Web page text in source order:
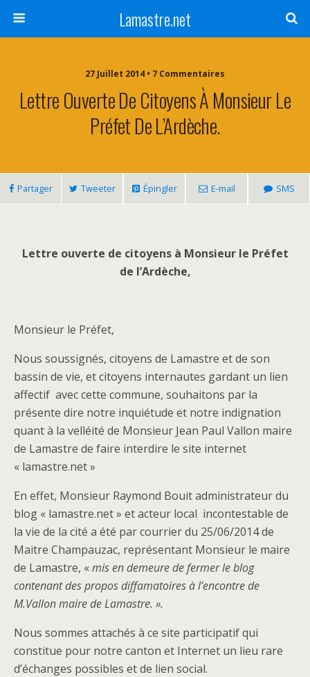
Lamastre.net
27 Juillet 2014 • 7 Commentaires
Lettre Ouverte De Citoyens À Monsieur Le
Préfet De L’Ardèche.
Partager Tweeter Épingler E-mail SMS
Lettre ouverte de citoyens à Monsieur le Préfet
de l’Ardèche,
Monsieur le Préfet,
Nous soussignés, citoyens de Lamastre et de son
bassin de vie, et citoyens internautes gardant un lien
affectif avec cette commune, souhaitons par la
présente dire notre inquiétude et notre indignation
quant à la velléité de Monsieur Jean Paul Vallon maire
de Lamastre de faire interdire le site internet
« lamastre.net »
En effet, Monsieur Raymond Bouit administrateur du
blog « lamastre.net » et acteur local incontestable de
la vie de la cité a été par courrier du 25/06/2014 de
Maitre Champauzac, représentant Monsieur le maire
de Lamastre, «mis en demeure de fermer le blog
contenant des propos diffamatoires à l’encontre de
M.Vallon maire de Lamastre. ».
Nous sommes attachés à ce site participatif qui
constitue pour notre canton et Internet un lieu rare
d’échanges possibles et de lien social.